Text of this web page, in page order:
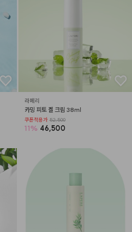
라페리
카밍 피토 겔 크림 38ml
쿠폰적용가 52,500
11% 46,500